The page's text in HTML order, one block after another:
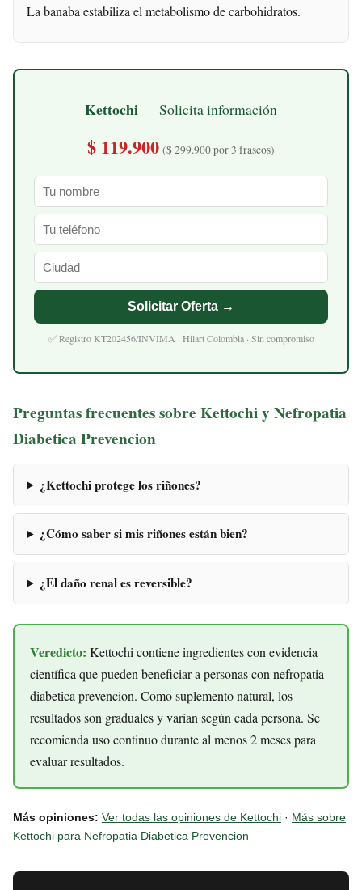
La banaba estabiliza el metabolismo de carbohidratos.
Kettochi— Solicita información
$ 119.900 ($ 299.900 por 3 frascos)
Solicitar Oferta →
✅ Registro KT202456/INVIMA · Hilart Colombia · Sin compromiso
Preguntas frecuentes sobre Kettochi y Nefropatia
Diabetica Prevencion
¿Kettochi protege los riñones?
¿Cómo saber si mis riñones están bien?
¿El daño renal es reversible?
Veredicto: Kettochi contiene ingredientes con evidencia
científica que pueden beneficiar a personas con nefropatia
diabetica prevencion. Como suplemento natural, los
resultados son graduales y varían según cada persona. Se
recomienda uso continuo durante al menos 2 meses para
evaluar resultados.
Más opiniones: Ver todas las opiniones de Kettochi · Más sobre
Kettochi para Nefropatia Diabetica Prevencion